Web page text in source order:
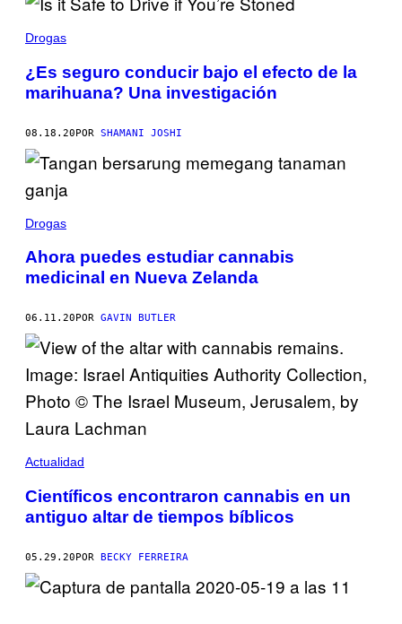
Drogas
¿Es seguro conducir bajo el efecto de la
marihuana? Una investigación
08.18.20POR SHAMANI JOSHI
Drogas
Ahora puedes estudiar cannabis
medicinal en Nueva Zelanda
06.11.20 POR GAVIN BUTLER
Actualidad
Científicos encontraron cannabis en un
antiguo altar de tiempos bíblicos
05.29.20POR BECKY FERREIRA